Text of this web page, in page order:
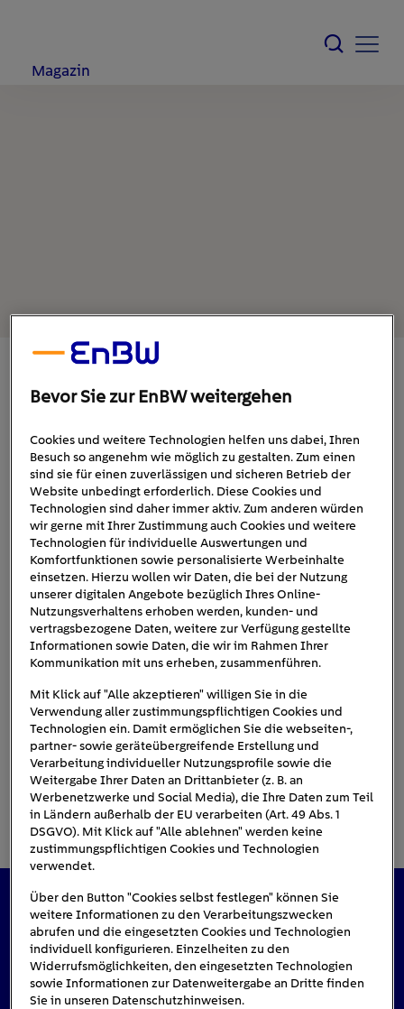
Magazin
31. August 2021 1min
reparieren-statt-wegwerfen-
geraete-min
Das könnte Sie auch interessieren
#Solarenergie
Bevor Sie zur EnBW weitergehen
Cookies und weitere Technologien helfen uns dabei, Ihren
Besuch so angenehm wie möglich zu gestalten. Zum einen
sind sie für einen zuverlässigen und sicheren Betrieb der
Website unbedingt erforderlich. Diese Cookies und
Technologien sind daher immer aktiv. Zum anderen würden
wir gerne mit Ihrer Zustimmung auch Cookies und weitere
Technologien für individuelle Auswertungen und
Komfortfunktionen sowie personalisierte Werbeinhalte
einsetzen. Hierzu wollen wir Daten, die bei der Nutzung
unserer digitalen Angebote bezüglich Ihres Online-
Nutzungsverhaltens erhoben werden, kunden- und
vertragsbezogene Daten, weitere zur Verfügung gestellte
Informationen sowie Daten, die wir im Rahmen Ihrer
Kommunikation mit uns erheben, zusammenführen.
Mit Klick auf "Alle akzeptieren" willigen Sie in die
Verwendung aller zustimmungspflichtigen Cookies und
Technologien ein. Damit ermöglichen Sie die webseiten-,
partner- sowie geräteübergreifende Erstellung und
Verarbeitung individueller Nutzungsprofile sowie die
Weitergabe Ihrer Daten an Drittanbieter (z. B. an
Werbenetzwerke und Social Media), die Ihre Daten zum Teil
in Ländern außerhalb der EU verarbeiten (Art. 49 Abs. 1
DSGVO). Mit Klick auf "Alle ablehnen" werden keine
zustimmungspflichtigen Cookies und Technologien
verwendet.
Über den Button "Cookies selbst festlegen" können Sie
weitere Informationen zu den Verarbeitungszwecken
abrufen und die eingesetzten Cookies und Technologien
individuell konfigurieren. Einzelheiten zu den
Widerrufsmöglichkeiten, den eingesetzten Technologien
sowie Informationen zur Datenweitergabe an Dritte finden
Sie in unseren Datenschutzhinweisen.